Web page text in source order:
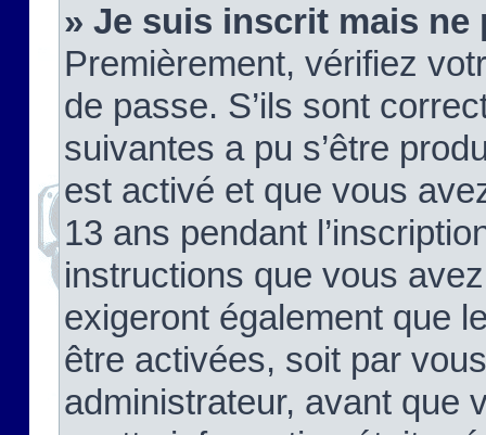
» Je suis inscrit mais ne
Premièrement, vérifiez
de passe. S’ils sont
suivantes a pu s’être
est activé et que vous
13 ans pendant
instructions que vous
exigeront également que
être activées, soit par
administrateur, avant que